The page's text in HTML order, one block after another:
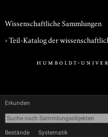
Wissenschaftliche Sammlungen
› Teil-Katalog der
Erkunden
Bestände Systematik